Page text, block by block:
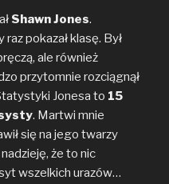
Shawn Jones.
pokazał klasę. Był
ale również
przytomnie rozciągnął
Jonesa to 15
. Martwi mnie
się na jego twarzy
że to nic
wszelkich urazów…